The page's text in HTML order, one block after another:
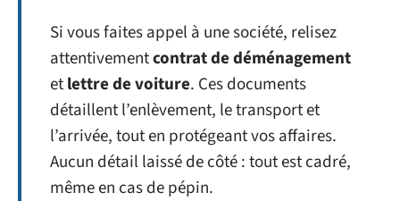
Si vous faites appel à une société, relisez
attentivementcontrat de déménagement
etlettre de voiture. Ces documents
détaillent l’enlèvement, le transport et
l’arrivée, tout en protégeant vos affaires.
Aucun détail laissé de côté : tout est cadré,
même en cas de pépin.